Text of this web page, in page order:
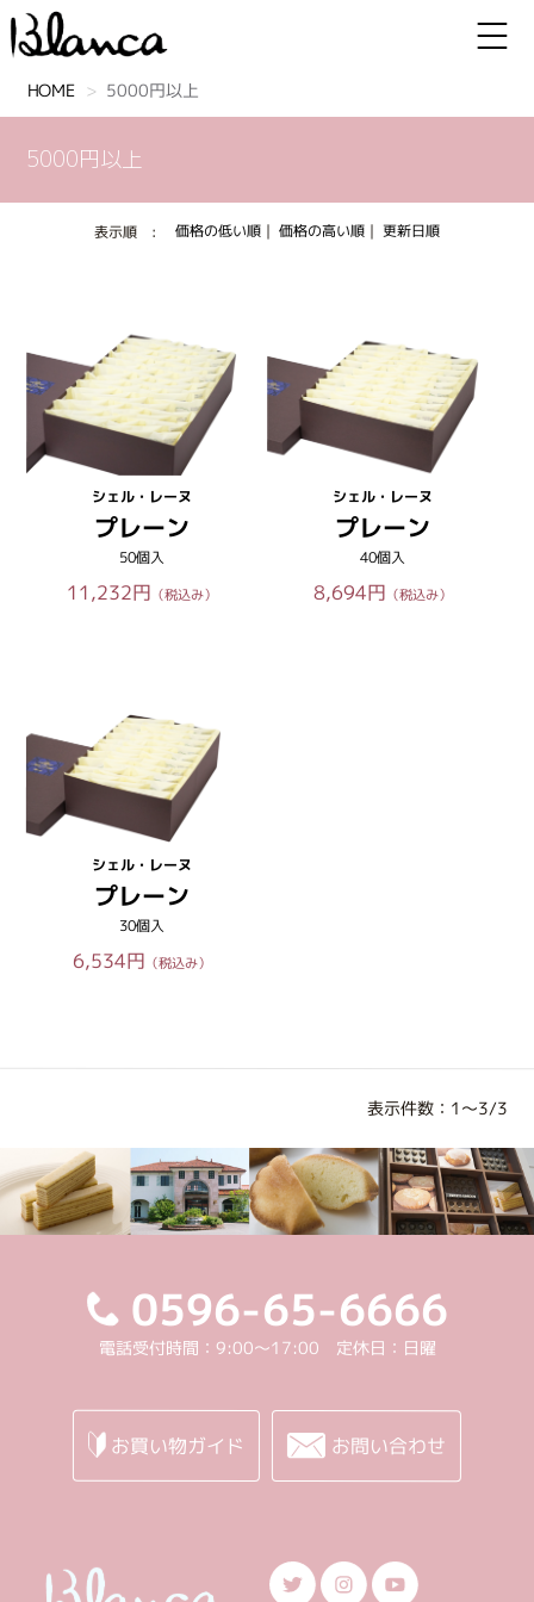
HOME 5000円以上
5000円以上
表示順 : 価格の低い順｜価格の高い順｜更新日順
シェル・レーヌ
プレーン
50個入
11,232円 （税込み）
シェル・レーヌ
プレーン
40個入
8,694円 （税込み）
シェル・レーヌ
プレーン
30個入
6,534円 （税込み）
表示件数：1～3/3
0596-65-6666
電話受付時間：9:00～17:00 定休日：日曜
お買い物ガイド お問い合わせ